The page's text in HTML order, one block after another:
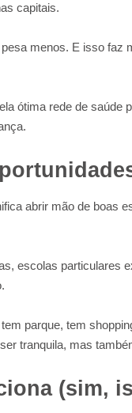
capitais.
menos. E isso faz
ótima rede de saúde
abrir mão de boas
escolas particulares
parque, tem
tranquila, mas
(sim,